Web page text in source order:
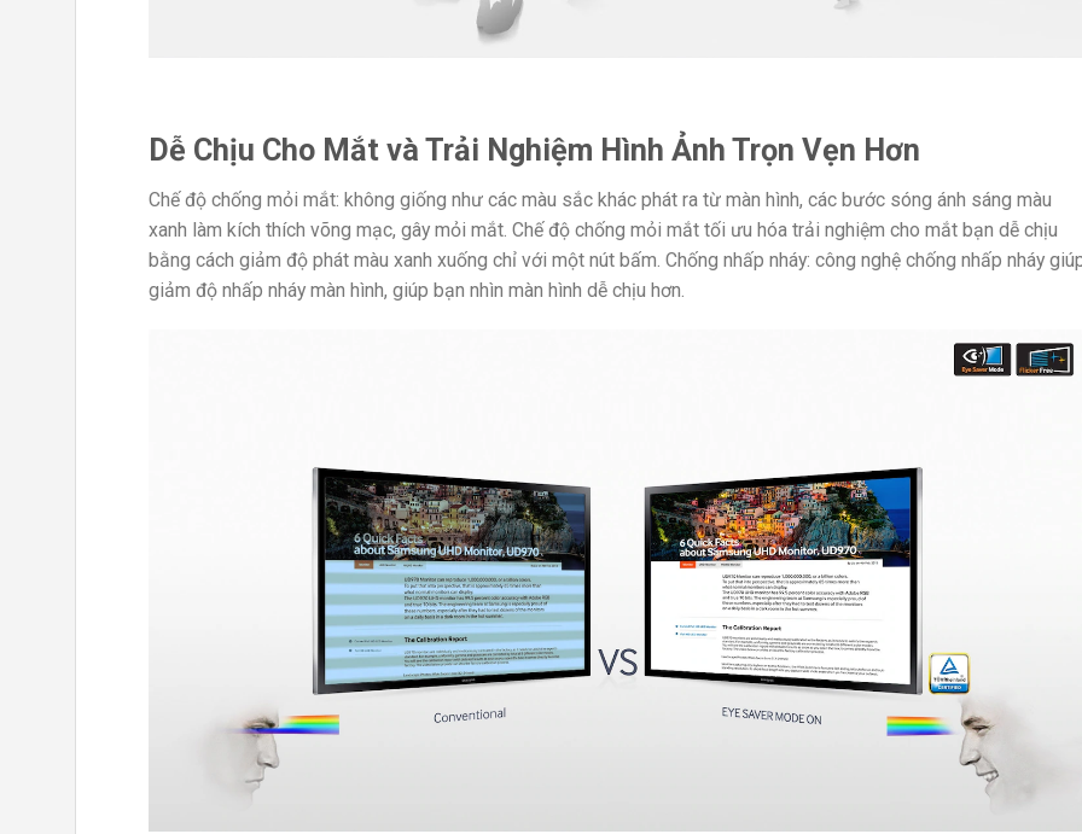
Dễ Chịu Cho Mắt và Trải Nghiệm Hình Ảnh Trọn Vẹn Hơn
Chế độ chống mỏi mắt: không giống như các màu sắc khác phát ra từ màn hình, các bước sóng ánh sáng màu
xanh làm kích thích võng mạc, gây mỏi mắt. Chế độ chống mỏi mắt tối ưu hóa trải nghiệm cho mắt bạn dễ chịu
bằng cách giảm độ phát màu xanh xuống chỉ với một nút bấm. Chống nhấp nháy: công nghệ chống nhấp nháy
giảm độ nhấp nháy màn hình, giúp bạn nhìn màn hình dễ chịu hơn.